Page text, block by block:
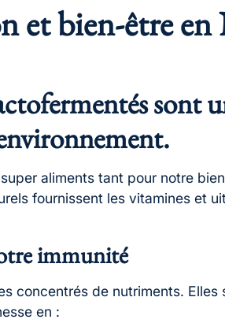
et bien-être
sont
aliments tant pour notre
fournissent les vitamines et
immunité
concentrés de nutriments. Elles
en :